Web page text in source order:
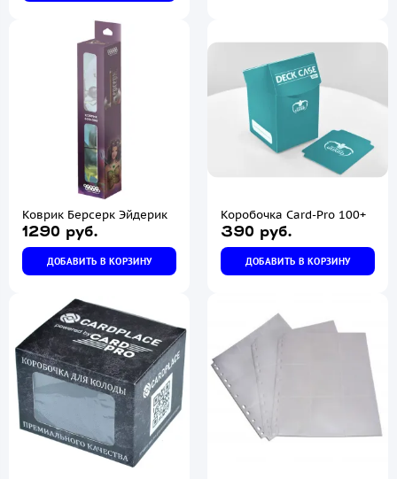
Коврик Берсерк Эйдерик
1290 руб.
ДОБАВИТЬ В КОРЗИНУ
Коробочка Card-Pro 100+
390 руб.
ДОБАВИТЬ В КОРЗИНУ